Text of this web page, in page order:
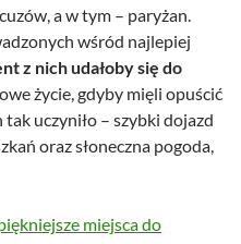
a w tym – paryżan.
wśród najlepiej
z nich udałoby się do
życie, gdyby mięli opuścić
uczyniło – szybki dojazd
oraz słoneczna pogoda,
miejsca do